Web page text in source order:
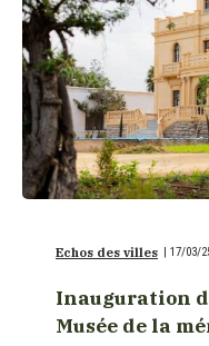
Echos des villes | 17/03/
Inauguration
Musée de la